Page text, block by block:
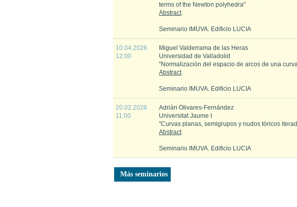
terms of the Newton polyhedra"
Abstract.
Seminario IMUVA. Edificio LUCIA
10.04.2026
12:00
Miguel Valderrama de las Heras
Universidad de Valladolid
"Normalización del espacio de arcos de una
Abstract.
Seminario IMUVA. Edificio LUCIA
20.02.2026
11:00
Adrián Olivares-Fernández
Universitat Jaume I
"Curvas planas, semigrupos y nudos tóricos
Abstract.
Seminario IMUVA. Edificio LUCIA
Más seminarios